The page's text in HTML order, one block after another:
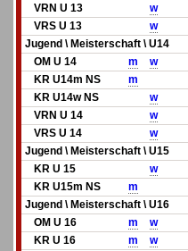
VRN U 13
w
VRS U 13
w
Jugend \ Meisterschaft \ U14
OM U 14
m
w
KR U14m NS
m
KR U14w NS
w
VRN U 14
w
VRS U 14
w
Jugend \ Meisterschaft \ U15
KR U 15
w
KR U15m NS
m
Jugend \ Meisterschaft \ U16
OM U 16
m
w
KR U 16
m
w